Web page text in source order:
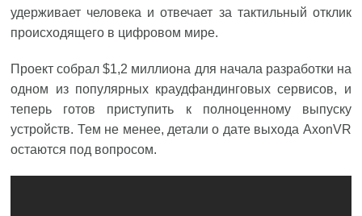
удерживает человека и отвечает за тактильный отклик
происходящего в цифровом мире.
Проект собрал $1,2 миллиона для начала разработки на
одном из популярных краудфандинговых сервисов, и
теперь готов приступить к полноценному выпуску
устройств. Тем не менее, детали о дате выхода AxonVR
остаются под вопросом.